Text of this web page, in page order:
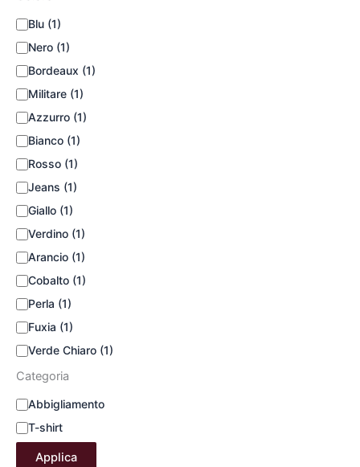
Blu (1)
Nero (1)
Bordeaux (1)
Militare (1)
Azzurro (1)
Bianco (1)
Rosso (1)
Jeans (1)
Giallo (1)
Verdino (1)
Arancio (1)
Cobalto (1)
Perla (1)
Fuxia (1)
Verde Chiaro (1)
Categoria
Abbigliamento
T-shirt
Applica